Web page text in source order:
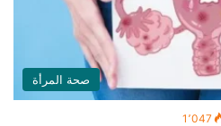
صحة المرأة
1٬047